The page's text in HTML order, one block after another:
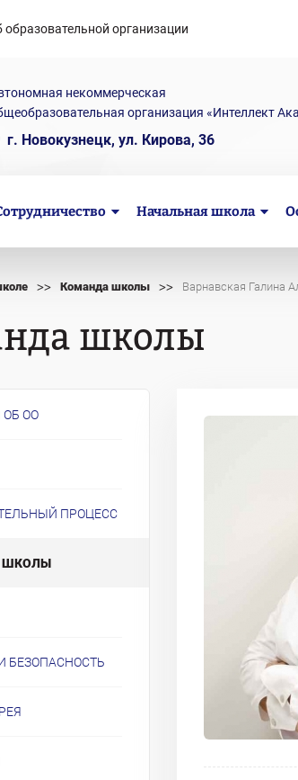
образовательной организации
некоммерческая
организация «Интеллект
г. Новокузнецк, ул. Кирова, 36
Начальная школа
>> Команда школы >> Варнавская Галина
школы
ОО
ПРОЦЕСС
ШКОЛЫ
БЕЗОПАСНОСТЬ